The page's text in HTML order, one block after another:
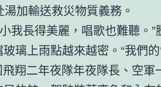
加輸送救災物質義務。
我長得美麗，唱歌也難聽。”
璃上雨點越來越密。“我們的
飛翔二年夜隊年夜隊長、空軍